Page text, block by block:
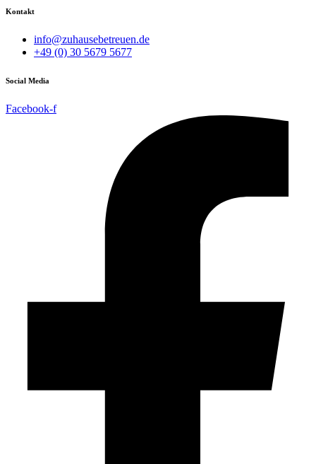
Kontakt
info@zuhausebetreuen.de
+49 (0) 30 5679 5677
Social Media
Facebook-f